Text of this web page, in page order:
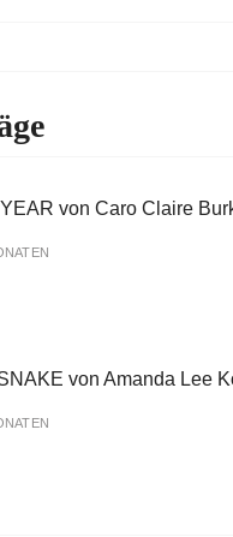
von Caro Claire
von Amanda Lee